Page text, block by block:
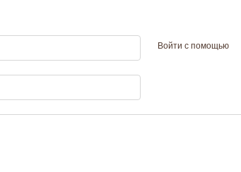
Войти с помощью